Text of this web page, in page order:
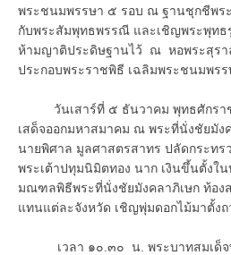
พระชนมพรรษา ๕ รอบ ณ ฐานชุกชีพ
กับพระสัมพุทธพรรณี และเชิญพระพุทธ
ห้ามญาติประดิษฐานไว้ ณ หอพระสุร
ประกอบพระราชพิธี เฉลิมพระชนมพร
วันเสาร์ที่ ๕ ธันวาคม พุทธศักราช
เสด็จออกมหาสมาคม ณ พระที่นั่งชัยมัง
นายพิศาล มูลศาสตรสาทร ปลัดกระท
พระเต้าปทุมนิมิตทอง นาก เงินขึ้นตั้งใ
มณฑลพิธีพระที่นั่งชัยมังคลาภิเษก ท้อง
แทนแต่ละจังหวัด เชิญพุ่มดอกไม้มาตั้ง
เวลา ๑๐.๓๐ น. พระบาทสมเด็จพ